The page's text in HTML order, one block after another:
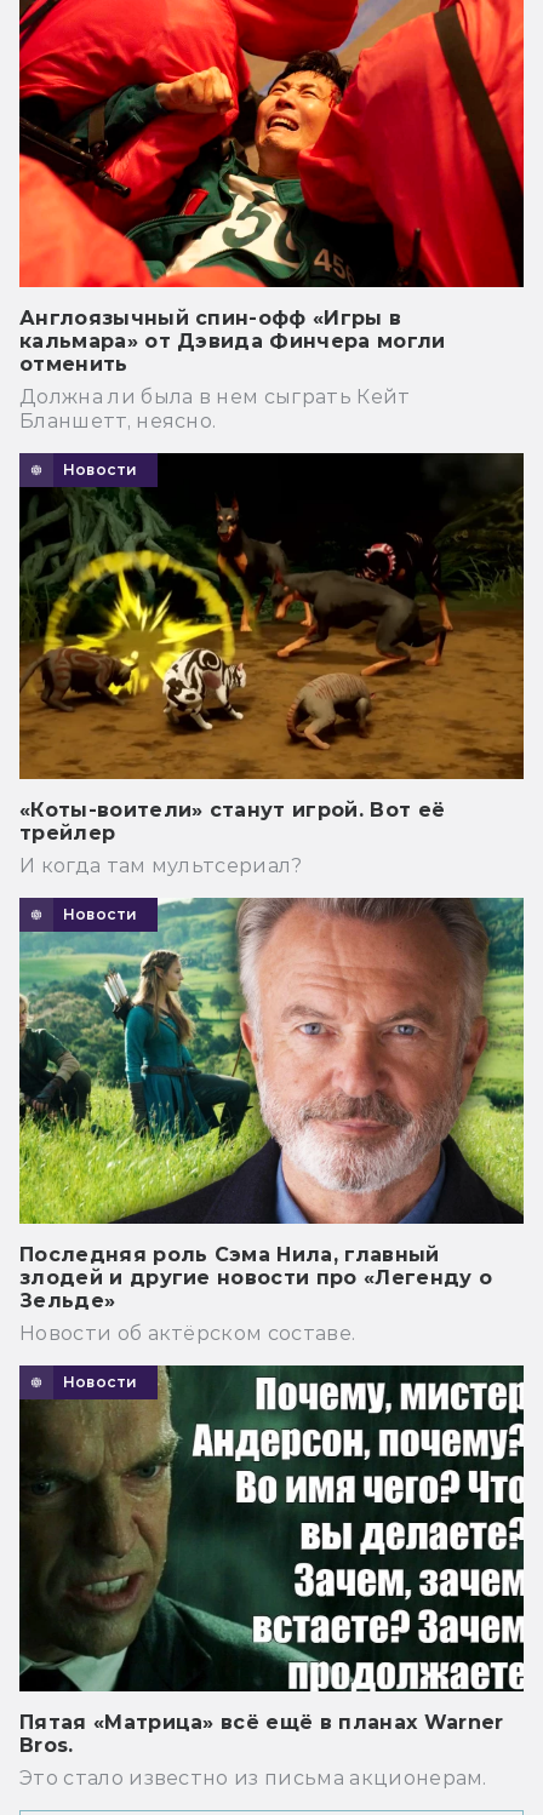
Англоязычный спин-офф «Игры в
кальмара» от Дэвида Финчера могли
отменить
Должна ли была в нем сыграть Кейт
Бланшетт, неясно.
Новости
«Коты-воители» станут игрой. Вот её
трейлер
И когда там мультсериал?
Новости
Последняя роль Сэма Нила, главный
злодей и другие новости про «Легенду о
Зельде»
Новости об актёрском составе.
Новости
Пятая «Матрица» всё ещё в планах Warner
Bros.
Это стало известно из письма акционерам.